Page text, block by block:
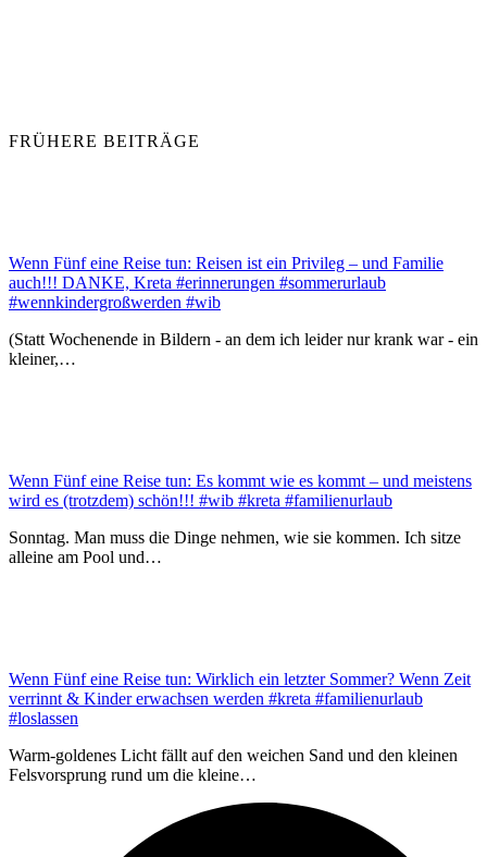
FRÜHERE BEITRÄGE
Wenn Fünf eine Reise tun: Reisen ist ein Privileg – und Familie
auch!!! DANKE, Kreta #erinnerungen #sommerurlaub
#wennkindergroßwerden #wib
(Statt Wochenende in Bildern - an dem ich leider nur krank war - ein
kleiner,…
Wenn Fünf eine Reise tun: Es kommt wie es kommt – und meistens
wird es (trotzdem) schön!!! #wib #kreta #familienurlaub
Sonntag. Man muss die Dinge nehmen, wie sie kommen. Ich sitze
alleine am Pool und…
Wenn Fünf eine Reise tun: Wirklich ein letzter Sommer? Wenn Zeit
verrinnt & Kinder erwachsen werden #kreta #familienurlaub
#loslassen
Warm-goldenes Licht fällt auf den weichen Sand und den kleinen
Felsvorsprung rund um die kleine…